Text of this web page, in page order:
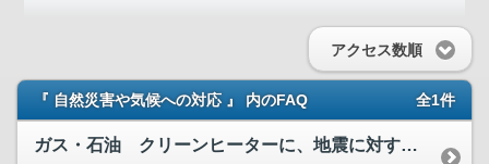
アクセス数順
『 自然災害や気候への対応 』 内のFAQ 全1件
ガス・石油 クリーンヒーターに、地震に対する安全装置はあり...